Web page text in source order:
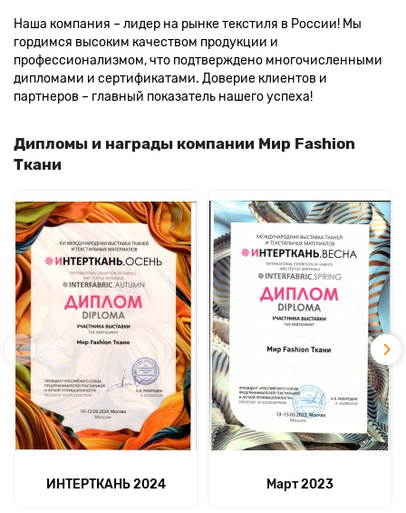
Наша компания – лидер на рынке текстиля в России! Мы
гордимся высоким качеством продукции и
профессионализмом, что подтверждено многочисленными
дипломами и сертификатами. Доверие клиентов и
партнеров – главный показатель нашего успеха!
Дипломы и награды компании Мир Fashion
Ткани
ИНТЕРТКАНЬ 2024 Март 2023